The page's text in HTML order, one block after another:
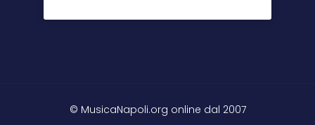
© MusicaNapoli.org online dal 2007